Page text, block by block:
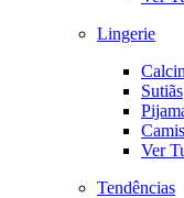
Lingerie
Sutiãs
Ver
Tendências